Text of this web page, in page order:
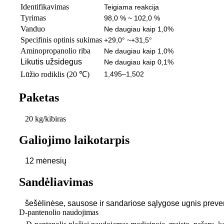
Identifikavimas Teigiama reakcija
Tyrimas 98,0 % ~ 102,0 %
Vanduo Ne daugiau kaip 1,0%
Specifinis optinis sukimas +29,0° ~+31,5°
Aminopropanolio riba Ne daugiau kaip 1,0%
Likutis užsidegus Ne daugiau kaip 0,1%
Lūžio rodiklis (20 ℃) 1,495–1,502
Paketas
20 kg/kibiras
Galiojimo laikotarpis
12 mėnesių
Sandėliavimas
šešėlinėse, sausose ir sandariose sąlygose ugnis
D-pantenolio naudojimas